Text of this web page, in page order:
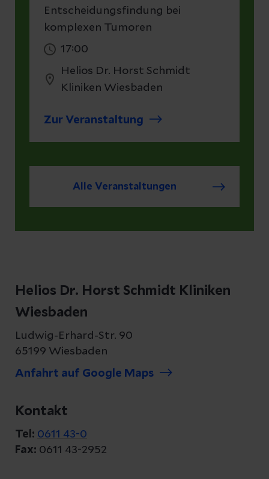
Entscheidungsfindung bei
komplexen Tumoren
17:00
Helios Dr. Horst Schmidt
Kliniken Wiesbaden
Zur Veranstaltung
Alle Veranstaltungen
Helios Dr. Horst Schmidt Kliniken
Wiesbaden
Ludwig-Erhard-Str. 90
65199 Wiesbaden
Anfahrt auf Google Maps
Kontakt
Tel: 0611 43-0
Fax: 0611 43-2952